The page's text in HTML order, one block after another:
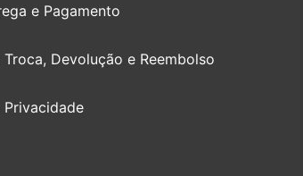
e Pagamento
Devolução e Reembolso